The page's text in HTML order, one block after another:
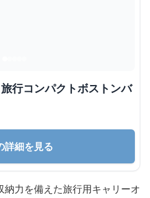
行コンパクトボストンバ
詳細を見る
納力を備えた旅行用キャリーオ